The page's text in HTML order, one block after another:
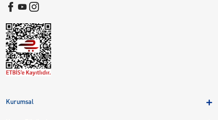
Kurumsal